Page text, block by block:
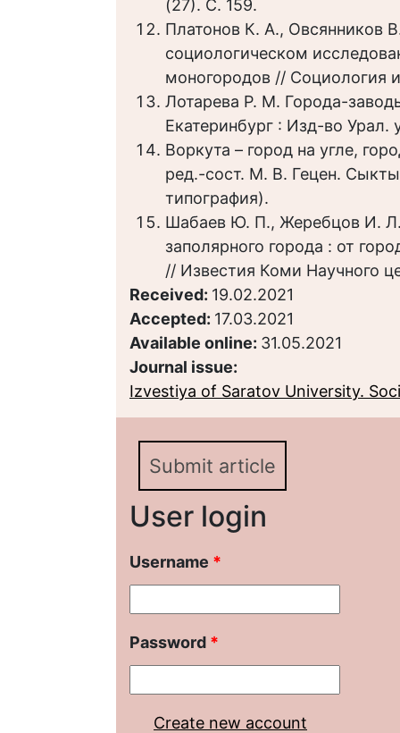
(27). С. 159.
Платонов К. А., Овсянников
социологическом
моногородов // Социология
Лотарева Р. М. Города-
Екатеринбург : Изд-во Урал.
Воркута – город на угле,
ред.-сост. М. В. Гецен.
типография).
Шабаев Ю. П., Жеребцов И.
заполярного города : от
// Известия Коми Научного
Received: 19.02.2021
Accepted: 17.03.2021
Available online: 31.05.2021
Journal issue:
Izvestiya of Saratov University.
Submit article
User login
Username *
Password *
Create new account